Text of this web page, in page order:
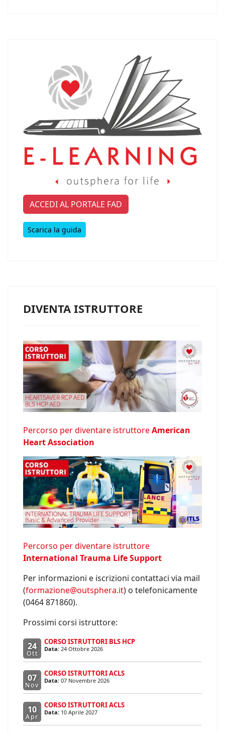
ACCEDI AL PORTALE FAD
Scarica la guida
DIVENTA ISTRUTTORE
Percorso per diventare istruttoreAmerican
Heart Association
Percorso per diventare istruttore
International Trauma Life Support
Per informazioni e iscrizioni contattaci via mail
(formazione@outsphera.it) o telefonicamente
(0464 871860).
Prossimi corsi istruttore:
24
Ott
CORSO ISTRUTTORI BLS HCP
Data: 24 Ottobre 2026
07
Nov
CORSO ISTRUTTORI ACLS
Data: 07 Novembre 2026
10
Apr
CORSO ISTRUTTORI ACLS
Data: 10 Aprile 2027